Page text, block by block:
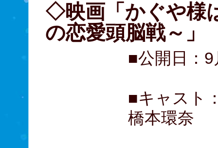
◇映画「かぐや様
の恋愛頭脳戦～」
■公開日：
■キャスト
橋本環奈